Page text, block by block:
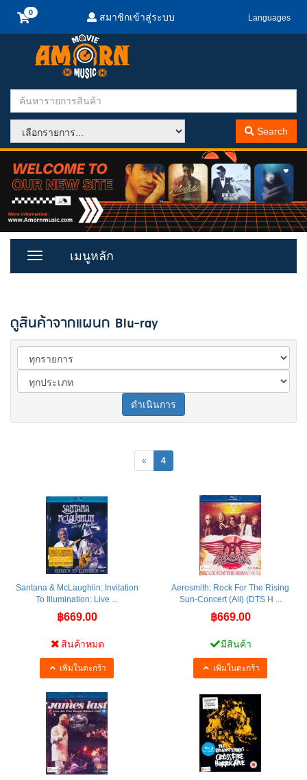
สมาชิกเข้าสู่ระบบ Languages
Search
Toggle
เมนูหลัก
ดูสินค้าจากแผนก Blu-ray
ดำเนินการ
« 4
Santana & McLaughlin: Invitation
To Illumination: Live ...
฿669.00
สินค้าหมด
เพิ่มในตะกร้า
Aerosmith: Rock For The Rising
Sun-Concert (All) (DTS H ...
฿669.00
มีสินค้า
เพิ่มในตะกร้า